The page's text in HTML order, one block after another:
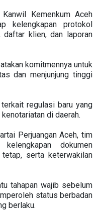
Kemenkum Aceh
kelengkapan protokol
daftar klien, dan laporan
komitmennya untuk
dan menjunjung tinggi
regulasi baru yang
di daerah.
Perjuangan Aceh, tim
dokumen
serta keterwakilan
tahapan wajib sebelum
status berbadan
berlaku.